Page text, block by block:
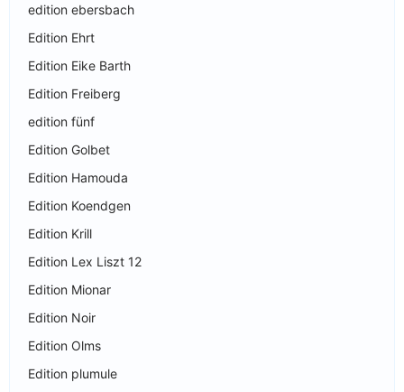
edition ebersbach
Edition Ehrt
Edition Eike Barth
Edition Freiberg
edition fünf
Edition Golbet
Edition Hamouda
Edition Koendgen
Edition Krill
Edition Lex Liszt 12
Edition Mionar
Edition Noir
Edition Olms
Edition plumule